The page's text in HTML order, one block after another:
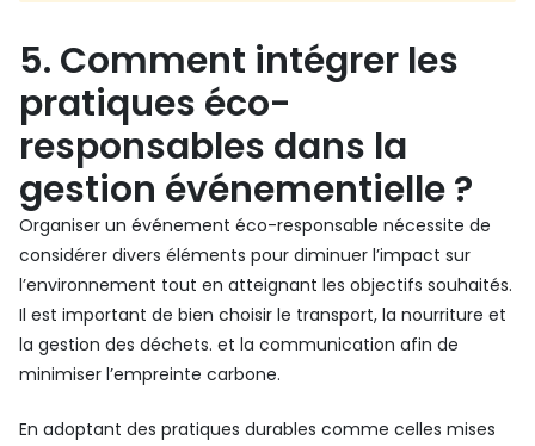
5. Comment intégrer les
pratiques éco-
responsables dans la
gestion événementielle ?
Organiser un événement éco-responsable nécessite de
considérer divers éléments pour diminuer l’impact sur
l’environnement tout en atteignant les objectifs souhaités.
Il est important de bien choisir le transport, la nourriture et
la gestion des déchets. et la communication afin de
minimiser l’empreinte carbone.
En adoptant des pratiques durables comme celles mises